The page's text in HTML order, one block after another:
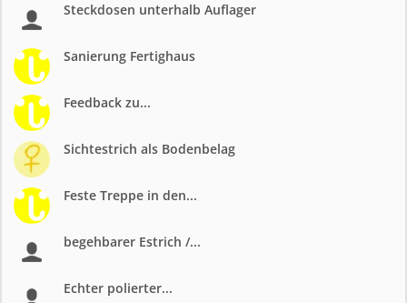
Steckdosen unterhalb Auflager
Sanierung Fertighaus
Feedback zu...
Sichtestrich als Bodenbelag
Feste Treppe in den...
begehbarer Estrich /...
Echter polierter...